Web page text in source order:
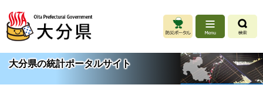
ジ
先
頭
ュ
を
飛大分県の統計ポータルサイト